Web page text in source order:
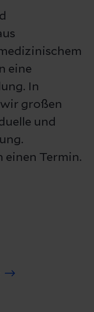
eine
In
wir großen
und
einen Termin.